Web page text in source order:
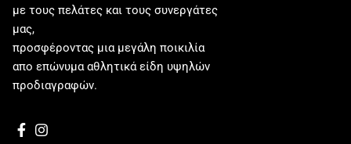
με τους πελάτες και τους συνεργάτες
μας,
προσφέροντας μια μεγάλη ποικιλία
απο επώνυμα αθλητικά είδη υψηλών
προδιαγραφών.